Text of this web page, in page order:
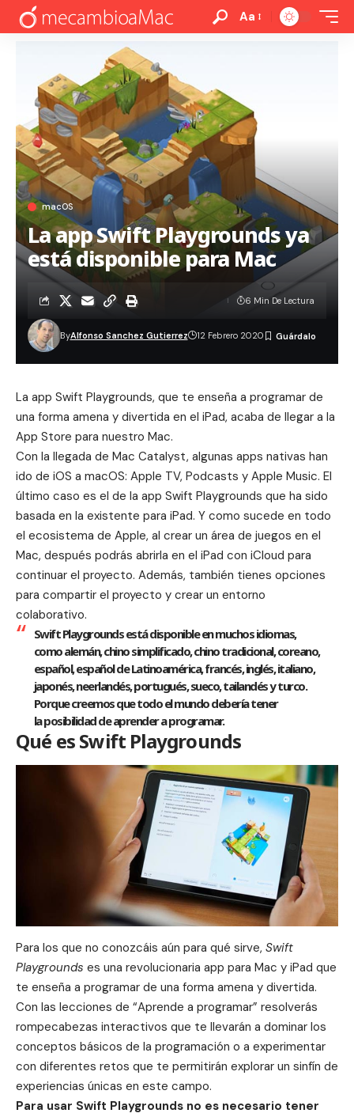
Aa
macOS
La app Swift Playgrounds ya
está disponible para Mac
ByAlfonso Sanchez Gutierrez 12 Febrero 2020
6 Min De Lectura
La app Swift Playgrounds, que te enseña a programar de
una forma amena y divertida en el iPad, acaba de llegar a la
App Store para nuestro Mac.
Con la llegada de Mac Catalyst, algunas apps nativas han
ido de iOS a macOS: Apple TV, Podcasts y Apple Music. El
último caso es el de la app Swift Playgrounds que ha sido
basada en la existente para iPad. Y como sucede en todo
el ecosistema de Apple, al crear un área de juegos en el
Mac, después podrás abrirla en el iPad con iCloud para
continuar el proyecto. Además, también tienes opciones
para compartir el proyecto y crear un entorno
colaborativo.
Swift Playgrounds está disponible en muchos idiomas,
como alemán, chino simplificado, chino tradicional, coreano,
español, español de Latinoamérica, francés, inglés, italiano,
japonés, neerlandés, portugués, sueco, tailandés y turco.
Porque creemos que todo el mundo debería tener
la posibilidad de aprender a programar.
Qué es Swift Playgrounds
Para los que no conozcáis aún para qué sirve, Swift
Playgrounds es una revolucionaria app para Mac y iPad que
te enseña a programar de una forma amena y divertida.
Con las lecciones de “Aprende a programar” resolverás
rompecabezas interactivos que te llevarán a dominar los
conceptos básicos de la programación o a experimentar
con diferentes retos que te permitirán explorar un sinfín de
experiencias únicas en este campo.
Para usar Swift Playgrounds no es necesario tener